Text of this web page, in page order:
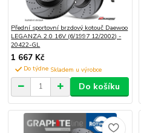
Přední sportovní brzdový kotouč Daewoo
LEGANZA 2.0 16V (6/1997 12/2002) -
20422-GL
1 667 Kč
Do týdne
Do košíku